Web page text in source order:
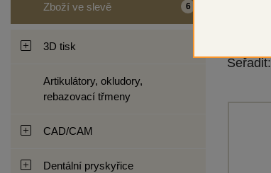
Zboží ve slevě 6
3D tisk
Artikulátory, okludory,
rebazovací třmeny
CAD/CAM
Dentální pryskyřice
Seřadit: